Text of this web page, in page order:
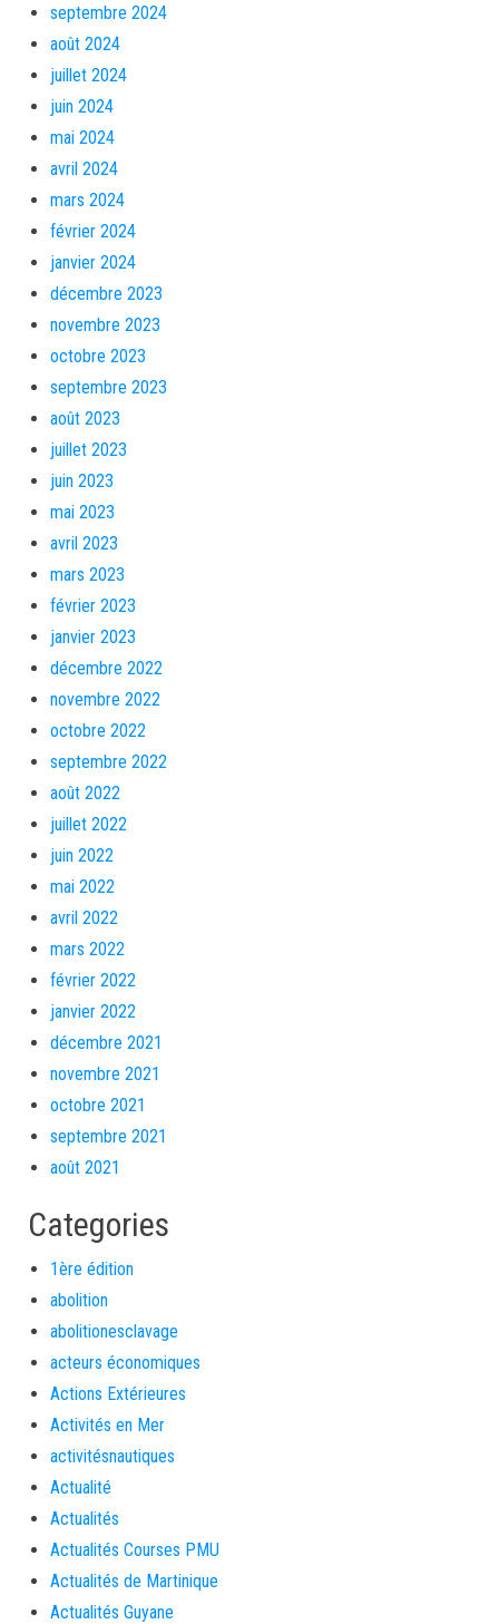
septembre 2024
août 2024
juillet 2024
juin 2024
mai 2024
avril 2024
mars 2024
février 2024
janvier 2024
décembre 2023
novembre 2023
octobre 2023
septembre 2023
août 2023
juillet 2023
juin 2023
mai 2023
avril 2023
mars 2023
février 2023
janvier 2023
décembre 2022
novembre 2022
octobre 2022
septembre 2022
août 2022
juillet 2022
juin 2022
mai 2022
avril 2022
mars 2022
février 2022
janvier 2022
décembre 2021
novembre 2021
octobre 2021
septembre 2021
août 2021
Categories
1ère édition
abolition
abolitionesclavage
acteurs économiques
Actions Extérieures
Activités en Mer
activitésnautiques
Actualité
Actualités
Actualités Courses PMU
Actualités de Martinique
Actualités Guyane